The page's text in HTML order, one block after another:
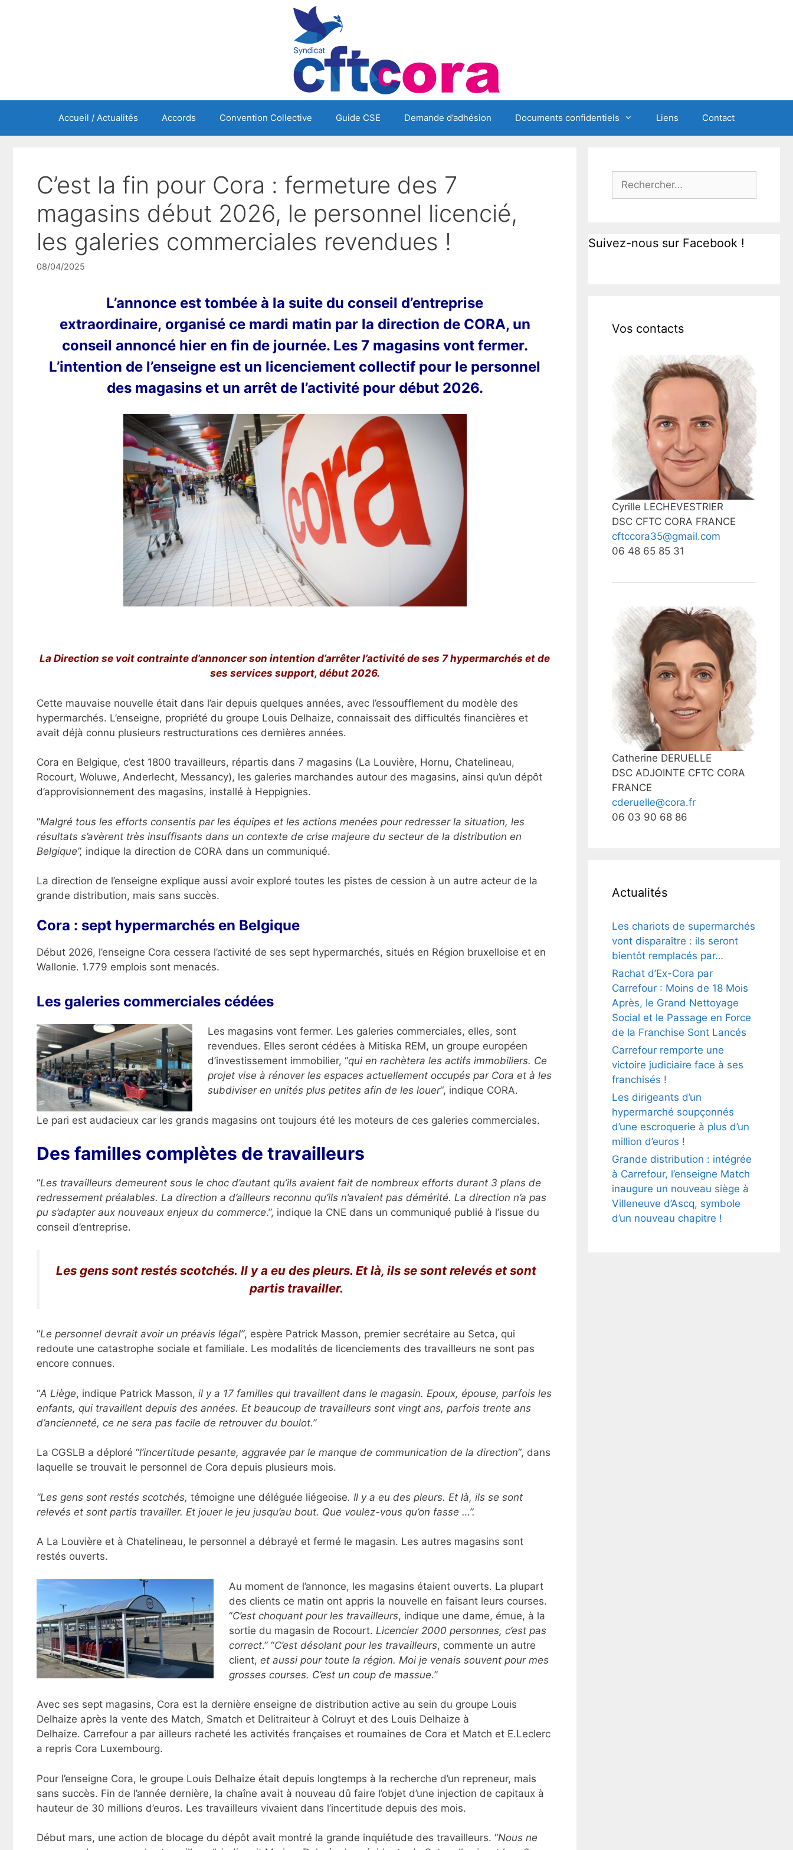
Accueil / Actualités Accords Convention Collective Guide CSE Demande d’adhésion Documents confidentiels Liens Contact
C’est la fin pour Cora : fermeture des 7
magasins début 2026, le personnel licencié,
les galeries commerciales revendues !
08/04/2025
L’annonce est tombée à la suite du conseil d’entreprise
extraordinaire, organisé ce mardi matin par la direction de CORA, un
conseil annoncé hier en fin de journée. Les 7 magasins vont fermer.
L’intention de l’enseigne est un licenciement collectif pour le personnel
des magasins et un arrêt de l’activité pour début 2026.
La Direction se voit contrainte d’annoncer son intention d’arrêter l’activité de ses 7 hypermarchés et de
ses services support, début 2026.
Cette mauvaise nouvelle était dans l’air depuis quelques années, avec l’essoufflement du modèle des
hypermarchés. L’enseigne, propriété du groupe Louis Delhaize, connaissait des difficultés financières et
avait déjà connu plusieurs restructurations ces dernières années.
Cora en Belgique, c’est 1800 travailleurs, répartis dans 7 magasins (La Louvière, Hornu, Chatelineau,
Rocourt, Woluwe, Anderlecht, Messancy), les galeries marchandes autour des magasins, ainsi qu’un dépôt
d’approvisionnement des magasins, installé à Heppignies.
“Malgré tous les efforts consentis par les équipes et les actions menées pour redresser la situation, les
résultats s’avèrent très insuffisants dans un contexte de crise majeure du secteur de la distribution en
Belgique”, indique la direction de CORA dans un communiqué.
La direction de l’enseigne explique aussi avoir exploré toutes les pistes de cession à un autre acteur de la
grande distribution, mais sans succès.
Cora : sept hypermarchés en Belgique
Début 2026, l’enseigne Cora cessera l’activité de ses sept hypermarchés, situés en Région bruxelloise et en
Wallonie. 1.779 emplois sont menacés.
Les galeries commerciales cédées
Les magasins vont fermer. Les galeries commerciales, elles, sont
revendues. Elles seront cédées à Mitiska REM, un groupe européen
d’investissement immobilier, “quien rachètera les actifs immobiliers. Ce
projet vise à rénover les espaces actuellement occupés par Cora et à les
subdiviser en unités plus petites afin de les louer“, indique CORA.
Le pari est audacieux car les grands magasins ont toujours été les moteurs de ces galeries commerciales.
Des familles complètes de travailleurs
“Les travailleurs demeurent sous le choc d’autant qu’ils avaient fait de nombreux efforts durant 3 plans de
redressement préalables. La direction a d’ailleurs reconnu qu’ils n’avaient pas démérité. La direction n’a pas
pu s’adapter aux nouveaux enjeux du commerce.”, indique la CNE dans un communiqué publié à l’issue du
conseil d’entreprise.
Les gens sont restés scotchés. Il y a eu des pleurs. Et là, ils se sont relevés et sont
partis travailler.
“Le personnel devrait avoir un préavis légal”, espère Patrick Masson, premier secrétaire au Setca, qui
redoute une catastrophe sociale et familiale. Les modalités de licenciements des travailleurs ne sont pas
encore connues.
“A Liège, indique Patrick Masson, il y a 17 familles qui travaillent dans le magasin. Epoux, épouse, parfois les
enfants, qui travaillent depuis des années. Et beaucoup de travailleurs sont vingt ans, parfois trente ans
d’ancienneté, ce ne sera pas facile de retrouver du boulot.”
La CGSLB a déploré “l’incertitude pesante, aggravée par le manque de communication de la direction“, dans
laquelle se trouvait le personnel de Cora depuis plusieurs mois.
“Les gens sont restés scotchés, témoigne une déléguée liégeoise. Il y a eu des pleurs. Et là, ils se sont
relevés et sont partis travailler. Et jouer le jeu jusqu’au bout. Que voulez-vous qu’on fasse …”.
A La Louvière et à Chatelineau, le personnel a débrayé et fermé le magasin. Les autres magasins sont
restés ouverts.
Au moment de l’annonce, les magasins étaient ouverts. La plupart
des clients ce matin ont appris la nouvelle en faisant leurs courses.
“C’est choquant pour les travailleurs, indique une dame, émue, à la
sortie du magasin de Rocourt. Licencier 2000 personnes, c’est pas
correct.” “C’est désolant pour les travailleurs, commente un autre
client, et aussi pour toute la région. Moi je venais souvent pour mes
grosses courses. C’est un coup de massue.”
Avec ses sept magasins, Cora est la dernière enseigne de distribution active au sein du groupe Louis
Delhaize après la vente des Match, Smatch et Delitraiteur à Colruyt et des Louis Delhaize à
Delhaize. Carrefour a par ailleurs racheté les activités françaises et roumaines de Cora et Match et E.Leclerc
a repris Cora Luxembourg.
Pour l’enseigne Cora, le groupe Louis Delhaize était depuis longtemps à la recherche d’un repreneur, mais
sans succès. Fin de l’année dernière, la chaîne avait à nouveau dû faire l’objet d’une injection de capitaux à
hauteur de 30 millions d’euros. Les travailleurs vivaient dans l’incertitude depuis des mois.
Début mars, une action de blocage du dépôt avait montré la grande inquiétude des travailleurs. “Nous ne
Rechercher :
Suivez-nous sur Facebook !
Vos contacts
Cyrille LECHEVESTRIER
DSC CFTC CORA FRANCE
cftccora35@gmail.com
06 48 65 85 31
Catherine DERUELLE
DSC ADJOINTE CFTC CORA
FRANCE
cderuelle@cora.fr
06 03 90 68 86
Actualités
Les chariots de supermarchés
vont disparaître : ils seront
bientôt remplacés par…
Rachat d’Ex-Cora par
Carrefour : Moins de 18 Mois
Après, le Grand Nettoyage
Social et le Passage en Force
de la Franchise Sont Lancés
Carrefour remporte une
victoire judiciaire face à ses
franchisés !
Les dirigeants d’un
hypermarché soupçonnés
d’une escroquerie à plus d’un
million d’euros !
Grande distribution : intégrée
à Carrefour, l’enseigne Match
inaugure un nouveau siège à
Villeneuve d’Ascq, symbole
d’un nouveau chapitre !